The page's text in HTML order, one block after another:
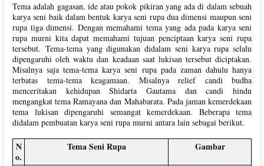
Tema adalah gagasan, ide atau pokok pikiran yang ada di dalam sebuah
karya seni baik dalam bentuk karya seni rupa dua dimensi maupun seni
rupa tiga dimensi. Dengan memahami tema yang ada pada karya seni
rupa murni kita dapat memahami tujuan penciptaan karya seni rupa
tersebut. Tema-tema yang digunakan didalam seni karya rupa selalu
dipengaruhi oleh waktu dan keadaan saat lukisan tersebut diciptakan.
Misalnya saja tema-tema karya seni rupa pada zaman dahulu hanya
terbatas tema-tema keagamaan. Misalnya relief candi budha
menceritakan kehidupan Shidarta Gautama dan candi hindu
mengangkat tema Ramayana dan Mahabarata. Pada jaman kemerdekaan
tema lukisan dipengaruhi semangat kemerdekaan. Beberapa tema
didalam pembuatan karya seni rupa murni antara lain sebagai berikut.
N
o.
Tema Seni Rupa Gambar